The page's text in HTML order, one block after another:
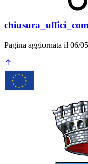
Pagina aggiornata il 06/